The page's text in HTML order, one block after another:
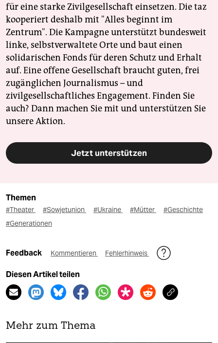
für eine starke Zivilgesellschaft einsetzen. Die taz
kooperiert deshalb mit "Alles beginnt im
Zentrum". Die Kampagne unterstützt bundesweit
linke, selbstverwaltete Orte und baut einen
solidarischen Fonds für deren Schutz und Erhalt
auf. Eine offene Gesellschaft braucht guten, frei
zugänglichen Journalismus – und
zivilgesellschaftliches Engagement. Finden Sie
auch? Dann machen Sie mit und unterstützen Sie
unsere Aktion.
Jetzt unterstützen
Themen
#Theater #Sowjetunion #Ukraine #Mütter
#Geschichte
#Generationen
Feedback Kommentieren Fehlerhinweis
Diesen Artikel teilen
Mehr zum Thema